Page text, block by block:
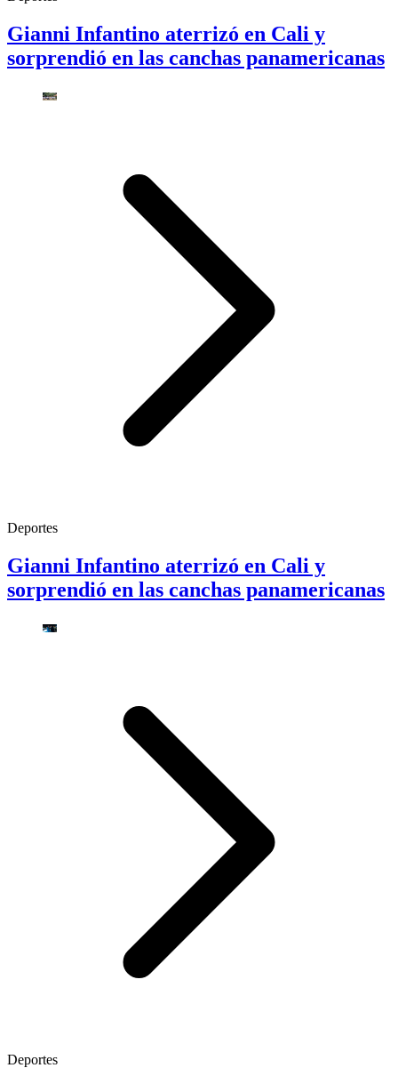
Gianni Infantino aterrizó en Cali y
sorprendió en las canchas panamericanas
Deportes
Gianni Infantino aterrizó en Cali y
sorprendió en las canchas panamericanas
Deportes